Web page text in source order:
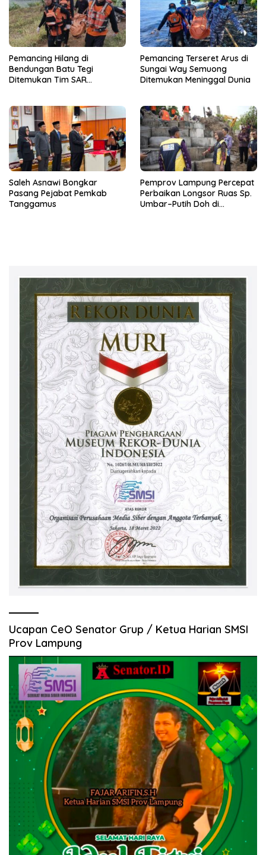
Pemancing Hilang di
Bendungan Batu Tegi
Ditemukan Tim SAR
Pemancing Terseret Arus di
Sungai Way Semuong
Ditemukan Meninggal Dunia
Saleh Asnawi Bongkar
Pasang Pejabat Pemkab
Tanggamus
Pemprov Lampung Percepat
Perbaikan Longsor Ruas Sp.
Umbar–Putih Doh di
Ucapan CeO Senator Grup / Ketua Harian SMSI
Prov Lampung